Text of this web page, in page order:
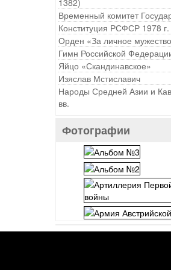
1382)
Временный комитет
Конституция РСФСР 1978 г.
Орден «За личное
Гимн Российской
Яйцо «Скандинавское»
Изяслав Мстиславич
Народы Средней Азии и
вв.
Фотографии